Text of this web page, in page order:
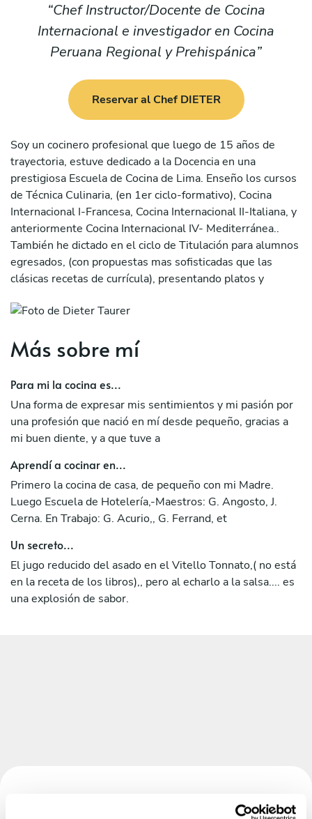
Chef Instructor/Docente de Cocina
Internacional e investigador en Cocina
Peruana Regional y Prehispánica
Reservar al Chef DIETER
Soy un cocinero profesional que luego de 15 años de
trayectoria, estuve dedicado a la Docencia en una
prestigiosa Escuela de Cocina de Lima. Enseño los cursos
de Técnica Culinaria, (en 1er ciclo-formativo), Cocina
Internacional I-Francesa, Cocina Internacional II-Italiana, y
anteriormente Cocina Internacional IV- Mediterránea..
También he dictado en el ciclo de Titulación para alumnos
egresados, (con propuestas mas sofisticadas que las
clásicas recetas de currícula), presentando platos y
Arzak, Ferran Adriá Acosta, Joan Roca, y Alain Ducasse.
He tenido a mi cargo la producción (in house) para el
Megaevento OKTOBERFEST en 3 oportunidades, pues
Organizadores..
He sido Coordinador y Coach por la escuela del equipo
Inerescuelas ganadores del último MISTURA 2016
He sido Coach del Joven Cocinero-alumno egresado
ganador del último concurso Joven cocinero MISTURA
2017.
He sido el promotor del área de I+D Gastronómica, que
quedó a punto para consolidarse a inicios de la pandemia
causada por el COVID-19, junto a un equipo Docentes In
Más sobre mí
Para mi la cocina es...
Una forma de expresar mis sentimientos y mi pasión por
una profesión que nació en mí desde pequeño, gracias a
mi buen diente, y a que tuve a
Aprendí a cocinar en...
Primero la cocina de casa, de pequeño con mi Madre.
Luego Escuela de Hotelería,-Maestros: G. Angosto, J.
Cerna. En Trabajo: G. Acurio,, G. Ferrand, et
Un secreto...
El jugo reducido del asado en el Vitello Tonnato,( no está
en la receta de los libros),, pero al echarlo a la salsa.... es
una explosión de sabor.